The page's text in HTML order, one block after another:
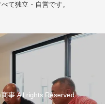
て独立・自営です。
事 All rights Reserved.